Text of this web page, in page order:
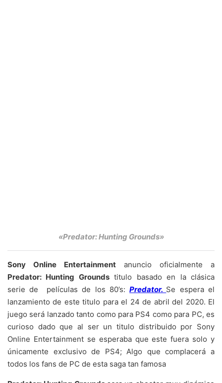
«Predator: Hunting Grounds»
Sony Online Entertainment anuncio oficialmente a
Predator: Hunting Groundstitulo basado en la clásica
serie de películas de los 80’s:Predator. Se espera el
lanzamiento de este titulo para el 24 de abril del 2020. El
juego será lanzado tanto como para PS4 como para PC, es
curioso dado que al ser un titulo distribuido por Sony
Online Entertainment se esperaba que este fuera solo y
únicamente exclusivo de PS4; Algo que complacerá a
todos los fans de PC de esta saga tan famosa